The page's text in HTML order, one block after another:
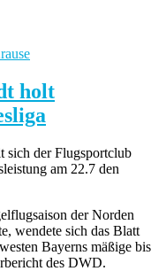
holt
sich der Flugsportclub
am 22.7 den
der Norden
wendete sich das Blatt
Bayerns mäßige bis
des DWD.